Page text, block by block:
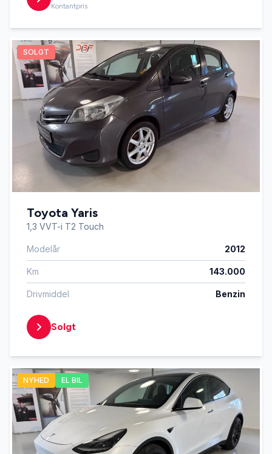
Kontantpris
SOLGT
Toyota Yaris
1,3 VVT-i T2 Touch
Modelår 2012
Km 143.000
Drivmiddel Benzin
Solgt
NYHED EL BIL